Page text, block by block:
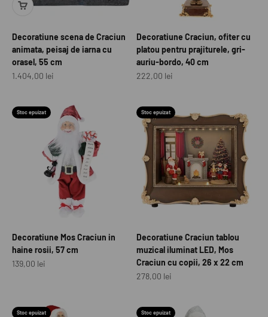
Decoratiune scena de Craciun
animata, peisaj de iarna cu
orasel, 55 cm
Preț redus
1.404,00 lei
Decoratiune Craciun, ofiter cu
platou pentru prajiturele, gri-
auriu-bordo, 40 cm
Preț redus
222,00 lei
Stoc epuizat
Decoratiune Mos Craciun in
haine rosii, 57 cm
Preț redus
139,00 lei
Stoc epuizat
Decoratiune Craciun tablou
muzical iluminat LED, Mos
Craciun cu copii, 26 x 22 cm
Preț redus
278,00 lei
Stoc epuizat Stoc epuizat